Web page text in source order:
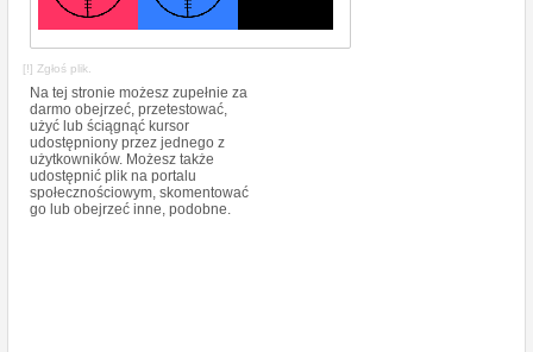
[!] Zgłoś plik.
Na tej stronie możesz zupełnie za
darmo obejrzeć, przetestować,
użyć lub ściągnąć kursor
udostępniony przez jednego z
użytkowników. Możesz także
udostępnić plik na portalu
społecznościowym, skomentować
go lub obejrzeć inne, podobne.